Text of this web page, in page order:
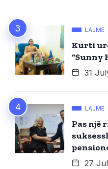
LAJME
Kurti
“Sunny
31
LAJME
Pas një
27